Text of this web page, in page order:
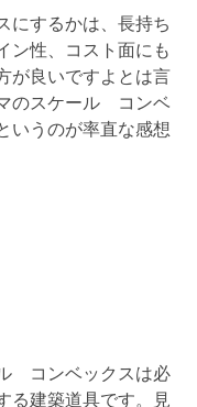
するかは、長持ち
ン性、コスト面にも
が良いですよとは言
のスケール コンベ
いうのが率直な感想
コンベックスは必
る建築道具です。見